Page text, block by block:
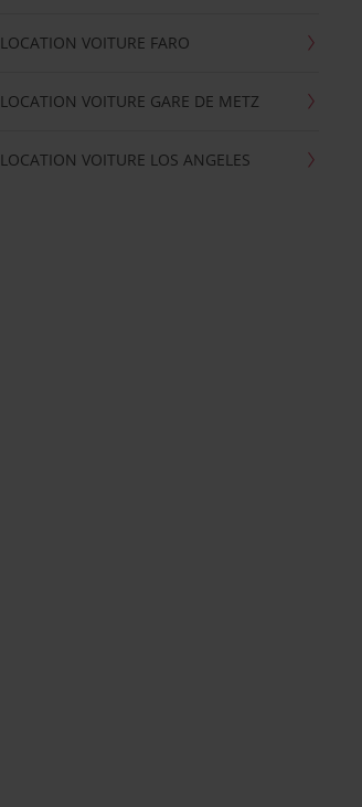
LOCATION VOITURE FARO
LOCATION VOITURE GARE DE METZ
LOCATION VOITURE LOS ANGELES